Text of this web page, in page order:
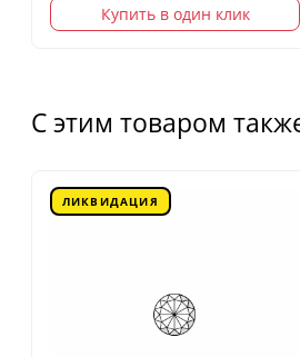
Купить в один клик
С этим товаром
ЛИКВИДАЦИЯ